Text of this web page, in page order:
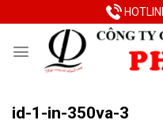
to
id-1-in-350va-3